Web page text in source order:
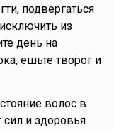
подвергаться
из
день на
ешьте творог и
волос в
сил и здоровья